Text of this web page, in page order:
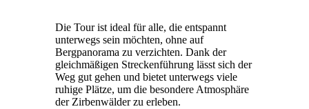
Die Tour ist ideal für alle, die entspannt
unterwegs sein möchten, ohne auf
Bergpanorama zu verzichten. Dank der
gleichmäßigen Streckenführung lässt sich der
Weg gut gehen und bietet unterwegs viele
ruhige Plätze, um die besondere Atmosphäre
der Zirbenwälder zu erleben.